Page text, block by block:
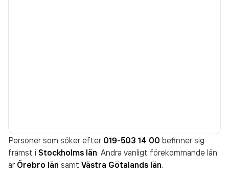
Personer som söker efter 019-503 14 00 befinner sig
främst i Stockholms län. Andra vanligt förekommande län
är Örebro län samt Västra Götalands län.